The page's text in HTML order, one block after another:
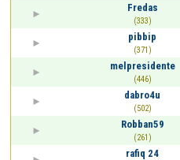
Fredas
(333)
pibbip
(371)
melpresidente
(446)
dabro4u
(502)
Robban59
(261)
rafiq 24